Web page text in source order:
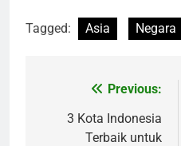
Tagged: Asia Negara
Navigasi
pos
Previous:
3 Kota Indonesia
Terbaik untuk